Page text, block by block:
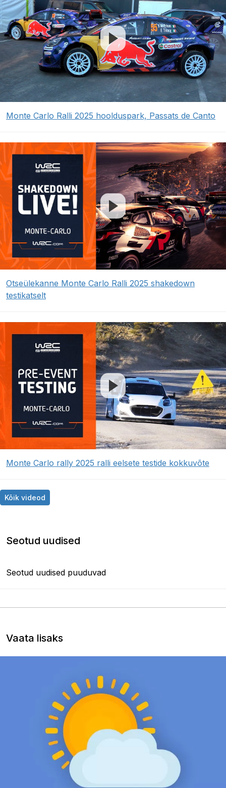
Monte Carlo Ralli 2025 hoolduspark, Passats de Canto
Otseülekanne Monte Carlo Ralli 2025 shakedown
testikatselt
Monte Carlo rally 2025 ralli eelsete testide kokkuvõte
Kõik videod
Seotud uudised
Seotud uudised puuduvad
Vaata lisaks